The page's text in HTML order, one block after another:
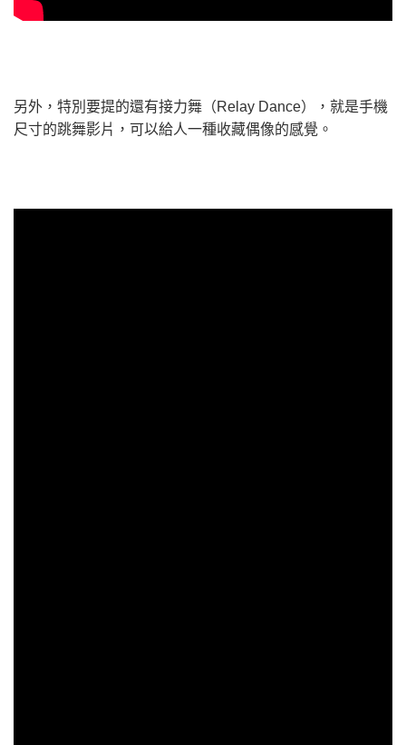
另外，特別要提的還有接力舞（Relay Dance），就是手機
尺寸的跳舞影片，可以給人一種收藏偶像的感覺。